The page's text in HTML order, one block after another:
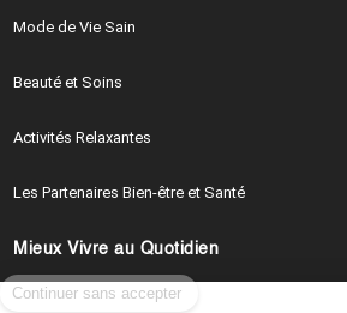
Continuer sans accepter
Mode de Vie Sain
Beauté et Soins
Activités Relaxantes
Les Partenaires Bien-être et Santé
Mieux Vivre au Quotidien
Conseils, Astuces et Idées Pratiques au Quotidien